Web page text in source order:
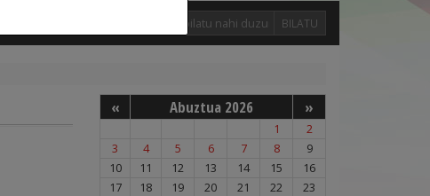
BILATU
« Abuztua 2026 »
1
2
3
4 5 6 7 8
9
10
11 12 13 14 15
16
17
18 19 20 21 22
23